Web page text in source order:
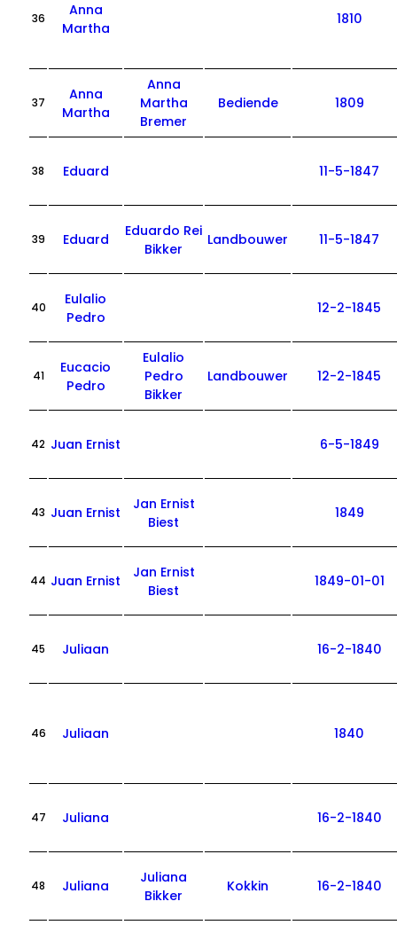
36
Anna
Martha
1810
37
Anna
Martha
Anna
Martha
Bremer
Bediende 1809
38 Eduard 11-5-1847
39 Eduard
Eduardo Rei
Bikker
Landbouwer 11-5-1847
40
Eulalio
Pedro
12-2-1845
41
Eucacio
Pedro
Eulalio
Pedro
Bikker
Landbouwer 12-2-1845
42 Juan Ernist 6-5-1849
43 Juan Ernist
Jan Ernist
Biest
1849
44 Juan Ernist
Jan Ernist
Biest
1849-01-01
45 Juliaan 16-2-1840
46 Juliaan 1840
47 Juliana 16-2-1840
48 Juliana
Juliana
Bikker
Kokkin 16-2-1840